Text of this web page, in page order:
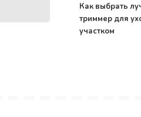
Как выбрать
триммер для
участком